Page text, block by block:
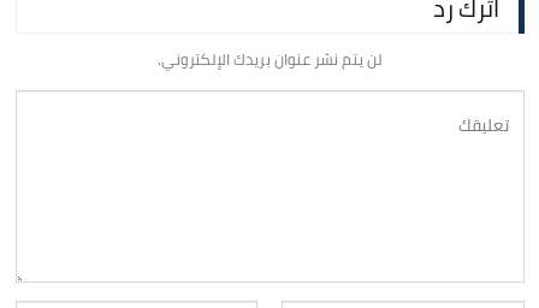
لن يتم نشر عنوان بريدك الإلكتروني.